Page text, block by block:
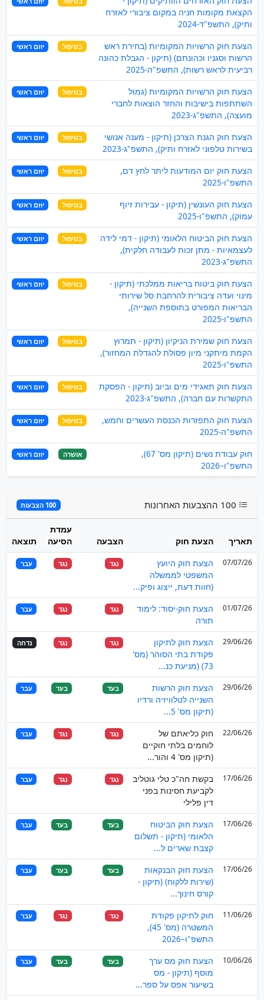
הקצאת מקומות חניה במקום ציבורי לאזרח
ותיק), התשפ"ד-2024
הצעת חוק הרשויות המקומיות (בחירת ראש
הרשות וסגניו וכהונתם) (תיקון - הגבלת כהונה
רביעית לראש רשות), התשפ"ה-2025
בטיפול יוזם ראשי
הצעת חוק הרשויות המקומיות (גמול
השתתפות בישיבות והחזר הוצאות לחברי
מועצה), התשפ"ג-2023
בטיפול יוזם ראשי
הצעת חוק הגנת הצרכן (תיקון - מענה אנושי
בשירות טלפוני לאזרח ותיק), התשפ"ג-2023
בטיפול יוזם ראשי
הצעת חוק יום המודעות ליתר לחץ דם,
התשפ"ו-2025
בטיפול יוזם ראשי
הצעת חוק העונשין (תיקון - עבירות זיוף
עמוק), התשפ"ו-2025
בטיפול יוזם ראשי
הצעת חוק הביטוח הלאומי (תיקון - דמי לידה
לעצמאיות - מתן זכות לעבודה חלקית),
התשפ"ג-2023
בטיפול יוזם ראשי
הצעת חוק ביטוח בריאות ממלכתי (תיקון -
מינוי ועדה ציבורית להרחבת סל שירותי
הבריאות המפורט בתוספת השנייה),
התשפ"ו-2025
בטיפול יוזם ראשי
הצעת חוק שמירת הניקיון (תיקון - תמרוץ
הקמת מיתקני מיון פסולת להגדלת המחזור),
התשפ"ו-2025
בטיפול יוזם ראשי
הצעת חוק תאגידי מים וביוב (תיקון - הפסקת
התקשרות עם חברה), התשפ"ג-2023
בטיפול יוזם ראשי
הצעת חוק התפזרות הכנסת העשרים וחמש,
התשפ"ה-2025
בטיפול יוזם ראשי
חוק עבודת נשים (תיקון מס' 67),
התשפ"ו–2026
אושרה יוזם ראשי
100 הצבעות
תאריך הצעת חוק הצבעה
עמדת
הסיעה
תוצאה
07/07/26
הצעת חוק היועץ
המשפטי לממשלה
(חוות דעת, ייצוג ופיק...
נגד נגד עבר
01/07/26
הצעת חוק-יסוד: לימוד
תורה
נגד נגד עבר
29/06/26
הצעת חוק לתיקון
פקודת בתי הסוהר (מס'
73) (מניעת כנ...
נגד נגד נדחה
29/06/26
הצעת חוק הרשות
השנייה לטלוויזיה ורדיו
(תיקון מס' 5...
בעד בעד עבר
22/06/26
חוק כליאתם של
לוחמים בלתי חוקיים
(תיקון מס' 4 והור...
נגד נגד עבר
17/06/26
בקשת חה"כ טלי גוטליב
לקביעת חסינות בפני
דין פלילי
נגד נגד עבר
17/06/26
הצעת חוק הביטוח
הלאומי (תיקון - תשלום
קצבת שארים ל...
בעד בעד עבר
17/06/26
הצעת חוק הבנקאות
(שירות ללקוח) (תיקון -
קורס חינוך...
בעד בעד עבר
11/06/26
חוק לתיקון פקודת
המשטרה (מס' 45),
התשפ"ו–2026
נגד נגד עבר
10/06/26
הצעת חוק מס ערך
מוסף (תיקון - מס
בשיעור אפס על ספר...
בעד בעד עבר